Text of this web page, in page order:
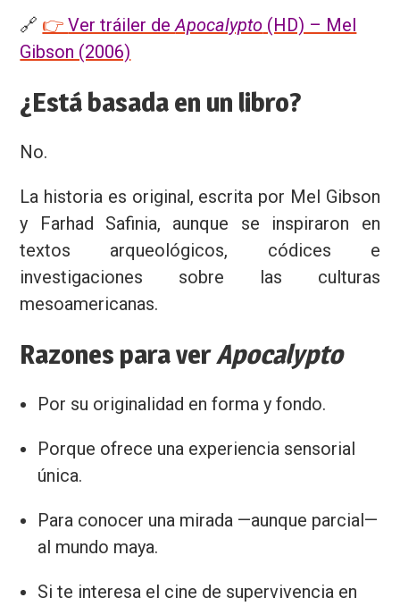
🔗 👉Ver tráiler deApocalypto (HD) – Mel
Gibson (2006)
¿Está basada en un libro?
No.
La historia es original, escrita por Mel Gibson
y Farhad Safinia, aunque se inspiraron en
textos arqueológicos, códices e
investigaciones sobre las culturas
mesoamericanas.
Razones para verApocalypto
Por su originalidad en forma y fondo.
Porque ofrece una experiencia sensorial
única.
Para conocer una mirada —aunque parcial—
al mundo maya.
Si te interesa el cine de supervivencia en